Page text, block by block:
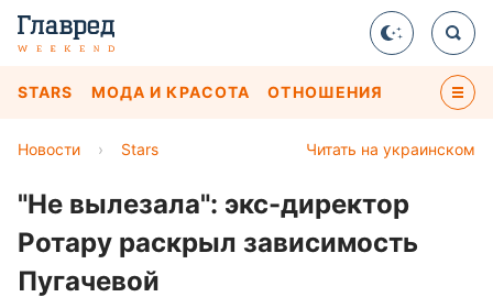
STARS МОДА И КРАСОТА ОТНОШЕНИЯ
Читать на украинском
Новости › Stars
"Не вылезала": экс-директор
Ротару раскрыл зависимость
Пугачевой